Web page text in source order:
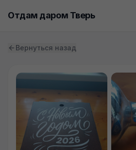
Отдам даром Тверь
Вернуться назад